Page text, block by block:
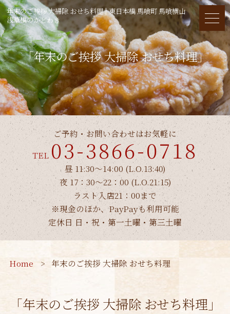
年末のご挨拶 大掃除 おせち料理 | 東日本橋 馬喰町 馬喰横山
浅草橋のかどわき
「年末のご挨拶 大掃除 おせち料理」
ご予約・お問い合わせはお気軽に
TEL 03-3866-0718
昼 11:30～14:00 (L.O.13:40)
夜 17：30～22：00 (L.O.21:15)
ラスト入店21：00まで
※現金のほか、PayPayも利用可能
定休日 日・祝・第一土曜・第三土曜
Home 年末のご挨拶 大掃除 おせち料理
「年末のご挨拶 大掃除 おせち料理」